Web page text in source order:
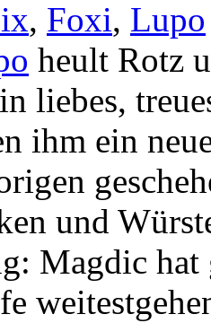
, Foxi, Lupo
heult Rotz
liebes,
ihm ein
und
Magdic hat